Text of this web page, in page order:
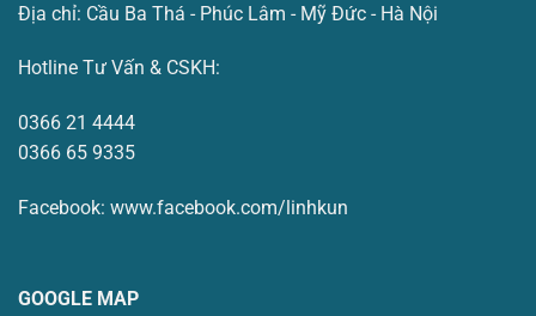
Địa chỉ: Cầu Ba Thá - Phúc Lâm - Mỹ Đức - Hà Nội
Hotline Tư Vấn & CSKH:
0366 21 4444
0366 65 9335
Facebook: www.facebook.com/linhkun
GOOGLE MAP